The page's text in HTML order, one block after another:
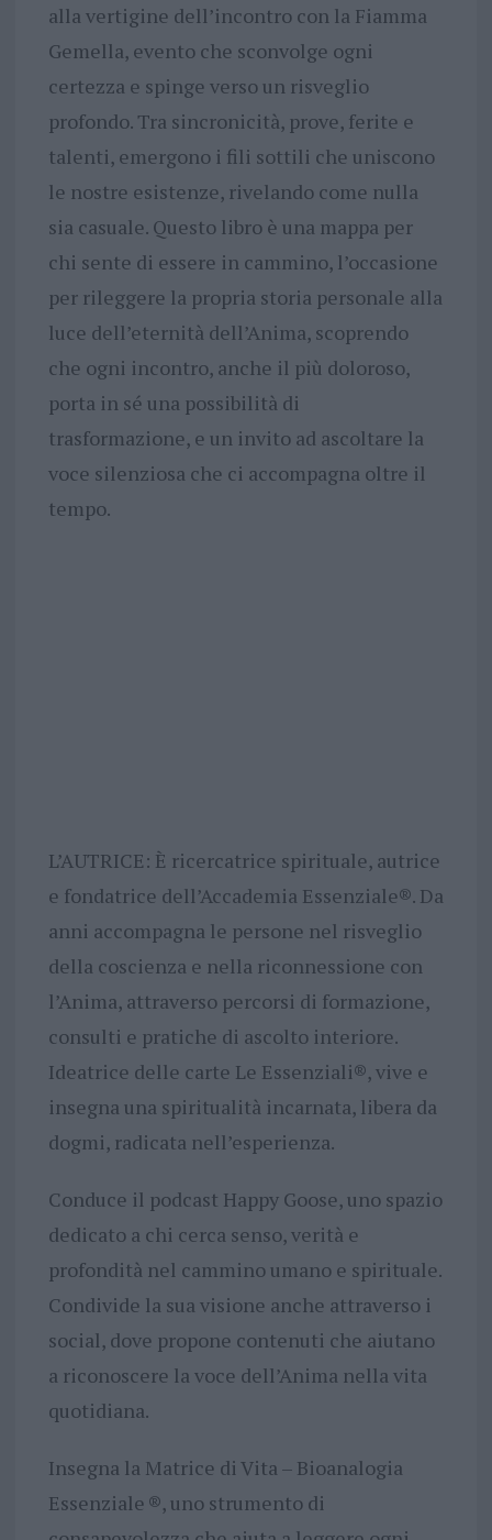
alla vertigine dell’incontro con la Fiamma
Gemella, evento che sconvolge ogni
certezza e spinge verso un risveglio
profondo. Tra sincronicità, prove, ferite e
talenti, emergono i fili sottili che uniscono
le nostre esistenze, rivelando come nulla
sia casuale. Questo libro è una mappa per
chi sente di essere in cammino, l’occasione
per rileggere la propria storia personale alla
luce dell’eternità dell’Anima, scoprendo
che ogni incontro, anche il più doloroso,
porta in sé una possibilità di
trasformazione, e un invito ad ascoltare la
voce silenziosa che ci accompagna oltre il
tempo.
L’AUTRICE: È ricercatrice spirituale, autrice
e fondatrice dell’Accademia Essenziale®. Da
anni accompagna le persone nel risveglio
della coscienza e nella riconnessione con
l’Anima, attraverso percorsi di formazione,
consulti e pratiche di ascolto interiore.
Ideatrice delle carte Le Essenziali®, vive e
insegna una spiritualità incarnata, libera da
dogmi, radicata nell’esperienza.
Conduce il podcast Happy Goose, uno spazio
dedicato a chi cerca senso, verità e
profondità nel cammino umano e spirituale.
Condivide la sua visione anche attraverso i
social, dove propone contenuti che aiutano
a riconoscere la voce dell’Anima nella vita
quotidiana.
Insegna la Matrice di Vita – Bioanalogia
Essenziale ®, uno strumento di